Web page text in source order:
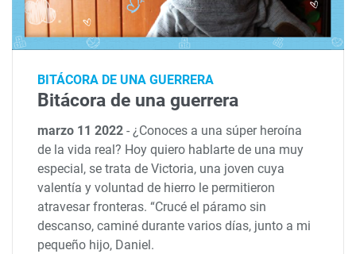
BITÁCORA DE UNA GUERRERA
Bitácora de una guerrera
marzo 11 2022-¿Conoces a una súper heroína
de la vida real? Hoy quiero hablarte de una muy
especial, se trata de Victoria, una joven cuya
valentía y voluntad de hierro le permitieron
atravesar fronteras. “Crucé el páramo sin
descanso, caminé durante varios días, junto a mi
pequeño hijo, Daniel.